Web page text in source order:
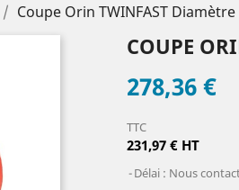
Coupe Orin TWINFAST Diamètre
COUPE
278,36 €
TTC
231,97 € HT
Délai : Nous